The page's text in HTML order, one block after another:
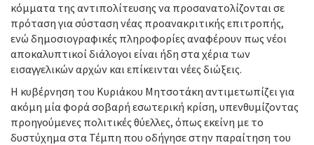
κόμματα της αντιπολίτευσης να προσανατολίζονται σε
πρόταση για σύσταση νέας προανακριτικής επιτροπής,
ενώ δημοσιογραφικές πληροφορίες αναφέρουν πως νέοι
αποκαλυπτικοί διάλογοι είναι ήδη στα χέρια των
εισαγγελικών αρχών και επίκεινται νέες διώξεις.
Η κυβέρνηση του Κυριάκου Μητσοτάκη αντιμετωπίζει για
ακόμη μία φορά σοβαρή εσωτερική κρίση, υπενθυμίζοντας
προηγούμενες πολιτικές θύελλες, όπως εκείνη με το
δυστύχημα στα Τέμπη που οδήγησε στην παραίτηση του